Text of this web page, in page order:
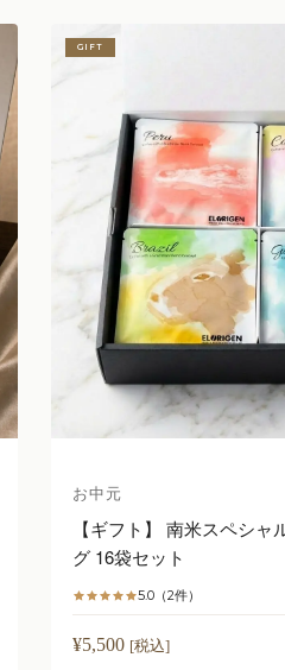
GIFT
お中元
【ギフト】 南米スペシャ
グ 16袋セット
5.0（2件）
¥5,500 [税込]